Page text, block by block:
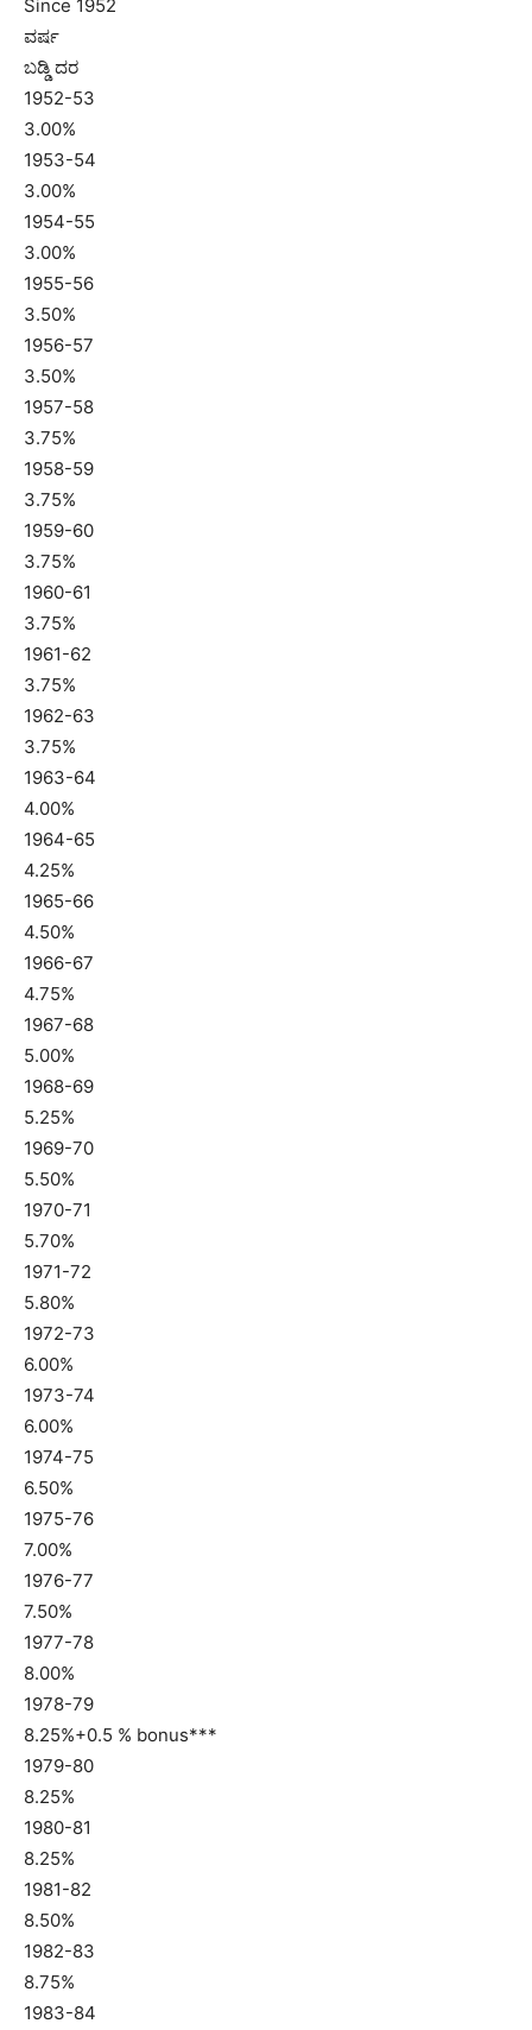
Since 1952
ವರ್ಷ
ಬಡ್ಡಿ ದರ
1952-53
3.00%
1953-54
3.00%
1954-55
3.00%
1955-56
3.50%
1956-57
3.50%
1957-58
3.75%
1958-59
3.75%
1959-60
3.75%
1960-61
3.75%
1961-62
3.75%
1962-63
3.75%
1963-64
4.00%
1964-65
4.25%
1965-66
4.50%
1966-67
4.75%
1967-68
5.00%
1968-69
5.25%
1969-70
5.50%
1970-71
5.70%
1971-72
5.80%
1972-73
6.00%
1973-74
6.00%
1974-75
6.50%
1975-76
7.00%
1976-77
7.50%
1977-78
8.00%
1978-79
8.25%+0.5 % bonus***
1979-80
8.25%
1980-81
8.25%
1981-82
8.50%
1982-83
8.75%
1983-84